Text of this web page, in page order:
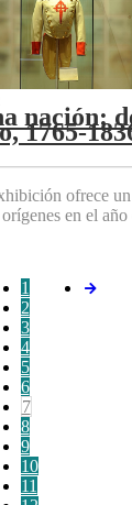
nación:
1765-
ofrece
orígenes en el
1
2
3
4
5
6
7
8
9
10
11